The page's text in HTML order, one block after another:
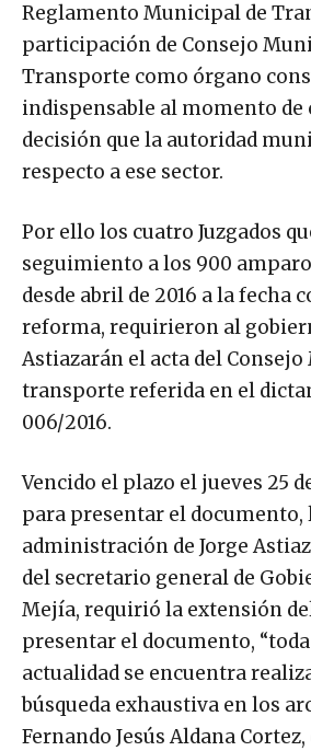
Reglamento Municipal de
participación de Consejo
Transporte como órgano
indispensable al momento de
decisión que la autoridad
respecto a ese sector.
Por ello los cuatro Juzgados
seguimiento a los 900
desde abril de 2016 a la fecha
reforma, requirieron al
Astiazarán el acta del
transporte referida en el
006/2016.
Vencido el plazo el jueves 25
para presentar el documento,
administración de Jorge
del secretario general de
Mejía, requirió la extensión
presentar el documento,
actualidad se encuentra
búsqueda exhaustiva en los
Fernando Jesús Aldana